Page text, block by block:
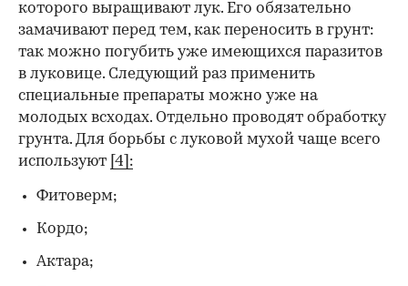
которого выращивают лук. Его обязательно
замачивают перед тем, как переносить в грунт:
так можно погубить уже имеющихся паразитов
в луковице. Следующий раз применить
специальные препараты можно уже на
молодых всходах. Отдельно проводят обработку
грунта. Для борьбы с луковой мухой чаще всего
используют [4]:
Фитоверм;
Кордо;
Актара;